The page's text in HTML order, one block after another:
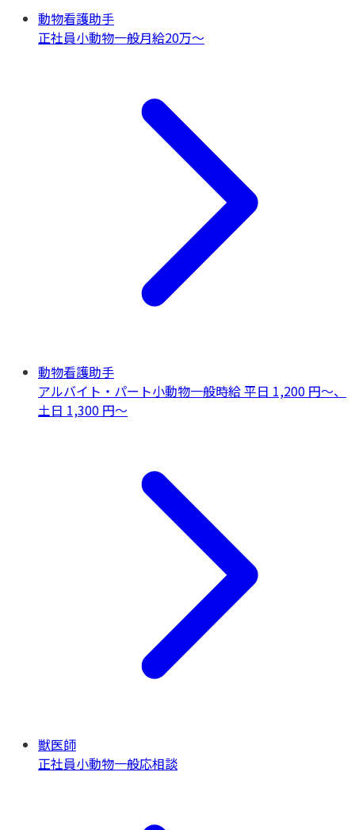
動物看護助手
正社員小動物一般月給20万〜
動物看護助手
アルバイト・パート小動物一般時給 平日 1,200 円〜、
土日 1,300 円〜
獣医師
正社員小動物一般応相談